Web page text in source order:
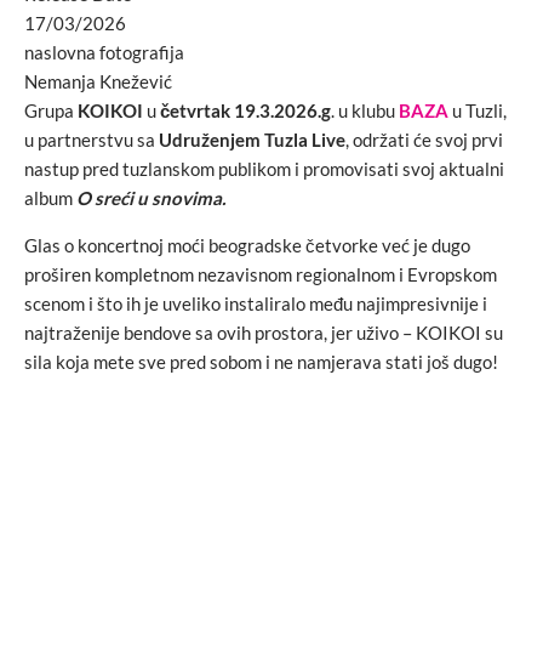
17/03/2026
naslovna fotografija
Nemanja Knežević
Grupa KOIKOI učetvrtak 19.3.2026.g. u klubu BAZA u Tuzli,
u partnerstvu sa Udruženjem Tuzla Live, održati će svoj prvi
nastup pred tuzlanskom publikom i promovisati svoj aktualni
album O sreći u snovima.
Glas o koncertnoj moći beogradske četvorke već je dugo
proširen kompletnom nezavisnom regionalnom i Evropskom
scenom i što ih je uveliko instaliralo među najimpresivnije i
najtraženije bendove sa ovih prostora, jer uživo – KOIKOI su
sila koja mete sve pred sobom i ne namjerava stati još dugo!